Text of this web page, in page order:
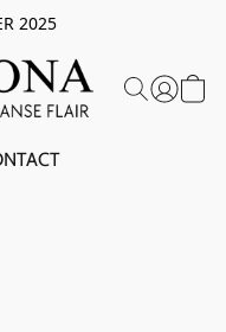
2025